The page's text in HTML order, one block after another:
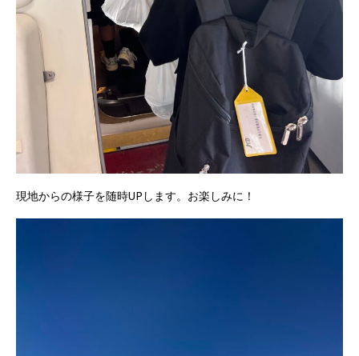
現地からの様子を随時UPします。お楽しみに！